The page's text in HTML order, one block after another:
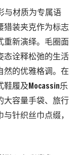
与材质为专属语
猎装夹克作为标志
重新演绎。毛圈面
态诠释松弛的生活
然的优雅格调。在
履及Mocassin乐
大容量手袋、旅行
针织丝巾点缀，